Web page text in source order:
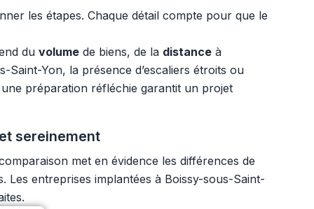
les étapes. Chaque détail compte pour que le
du volume de biens, de la distance à
Yon, la présence d’escaliers étroits ou
préparation réfléchie garantit un projet
sereinement
met en évidence les différences de
entreprises implantées à Boissy-sous-Saint-